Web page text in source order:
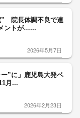
” 院長体調不良で連
ントが…...
2026年5月7日
”に」鹿児島大発ベ
月...
2026年2月23日